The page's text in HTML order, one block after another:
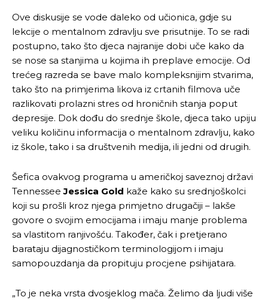
Pusti priču da živi!
Ovim putem želimo da vam se zahvalimo što ste
Objavi.ba
[wpuf_form id=”7463”]
Pusti priču da živi!
Ovim putem želimo da vam se zahvalimo što ste
Objavi.ba
[wpuf_form id=”7463”]
Ove diskusije se vode daleko od učionica, gdje su
lekcije o mentalnom zdravlju sve prisutnije. To se radi
postupno, tako što djeca najranije dobi uče kako da
se nose sa stanjima u kojima ih preplave emocije. Od
trećeg razreda se bave malo kompleksnijim stvarima,
tako što na primjerima likova iz crtanih filmova uče
razlikovati prolazni stres od hroničnih stanja poput
depresije. Dok dođu do srednje škole, djeca tako upiju
veliku količinu informacija o mentalnom zdravlju, kako
iz škole, tako i sa društvenih medija, ili jedni od drugih.
Šefica ovakvog programa u američkoj saveznoj državi
TennesseeJessica Gold kaže kako su srednjoškolci
koji su prošli kroz njega primjetno drugačiji – lakše
govore o svojim emocijama i imaju manje problema
sa vlastitom ranjivošću. Također, čak i pretjerano
barataju dijagnostičkom terminologijom i imaju
samopouzdanja da propituju procjene psihijatara.
„To je neka vrsta dvosjeklog mača. Želimo da ljudi više